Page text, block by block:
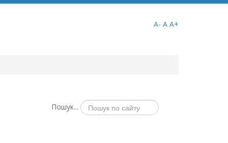
A- A A+
Пошук...